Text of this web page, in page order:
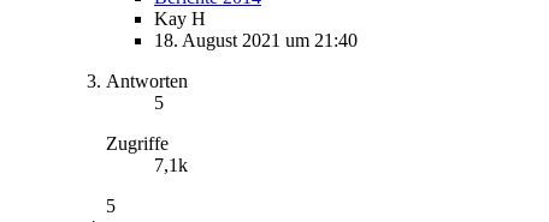
Kay H
18. August 2021 um 21:40
Antworten
5
Zugriffe
7,1k
5